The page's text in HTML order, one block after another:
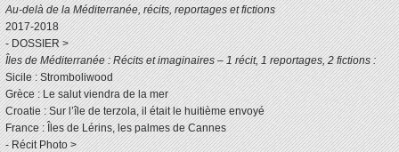
Au-delà de la Méditerranée, récits, reportages et fictions
2017-2018
- DOSSIER >
Îles de Méditerranée : Récits et imaginaires – 1 récit, 1 reportages, 2 fictions :
Sicile : Stromboliwood
Grèce : Le salut viendra de la mer
Croatie : Sur l’île de terzola, il était le huitième envoyé
France : Îles de Lérins, les palmes de Cannes
- Récit Photo >